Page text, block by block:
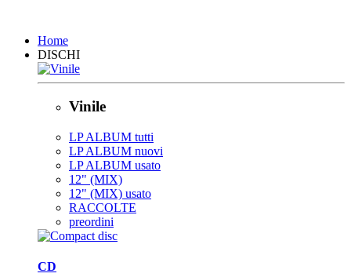
Home
DISCHI
Vinile
LP ALBUM tutti
LP ALBUM nuovi
LP ALBUM usato
12" (MIX)
12" (MIX) usato
RACCOLTE
preordini
CD